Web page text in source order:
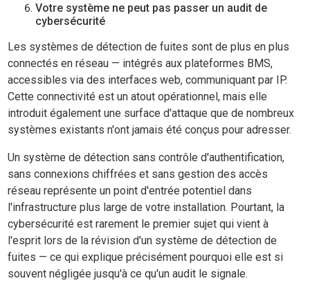
Votre système ne peut pas passer un audit de
cybersécurité
Les systèmes de détection de fuites sont de plus en plus
connectés en réseau — intégrés aux plateformes BMS,
accessibles via des interfaces web, communiquant par IP.
Cette connectivité est un atout opérationnel, mais elle
introduit également une surface d'attaque que de nombreux
systèmes existants n'ont jamais été conçus pour adresser.
Un système de détection sans contrôle d'authentification,
sans connexions chiffrées et sans gestion des accès
réseau représente un point d'entrée potentiel dans
l'infrastructure plus large de votre installation. Pourtant, la
cybersécurité est rarement le premier sujet qui vient à
l'esprit lors de la révision d'un système de détection de
fuites — ce qui explique précisément pourquoi elle est si
souvent négligée jusqu'à ce qu'un audit le signale.